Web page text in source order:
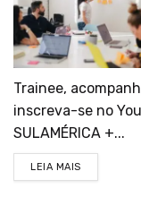
Trainee,
inscreva-se no
SULAMÉRICA +...
LEIA MAIS